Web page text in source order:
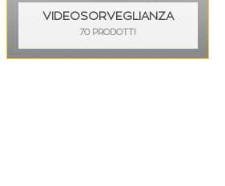
VIDEOSORVEGLIANZA
70 PRODOTTI